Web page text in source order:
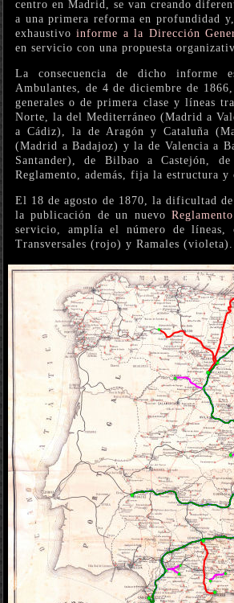
centro en Madrid, se van creando
a una primera reforma en profundidad
exhaustivo informe a la Dirección
en servicio con una propuesta
La consecuencia de dicho informe
Ambulantes, de 4 de diciembre de
generales o de primera clase y líneas
Norte, la del Mediterráneo (Madrid a
a Cádiz), la de Aragón y Cataluña
(Madrid a Badajoz) y la de Valencia a
Santander), de Bilbao a Castejón,
Reglamento, además, fija la estructura
El 18 de agosto de 1870, la dificultad
la publicación de un nuevoReglamento
servicio, amplía el número de líneas,
Transversales (rojo) y Ramales (violeta).